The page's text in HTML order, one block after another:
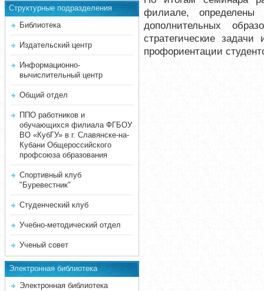
Структурные подразделения
Библиотека
Издательский центр
Информационно-
вычислительный центр
Общий отдел
ППО работников и
обучающихся филиала ФГБОУ
ВО «КубГУ» в г. Славянске-на-
Кубани Общероссийского
профсоюза образования
Спортивный клуб
"Буревестник"
Студенческий клуб
Учебно-методический отдел
Ученый совет
Электронная библиотека
Электронная библиотека
филиале, определены
дополнительных
стратегические
профориентации